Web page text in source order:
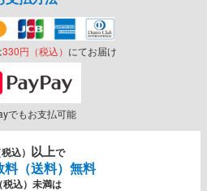
330円（税込） にてお届け
でもお支払可能
込） 以上で
料（送料）無料
込）未満は